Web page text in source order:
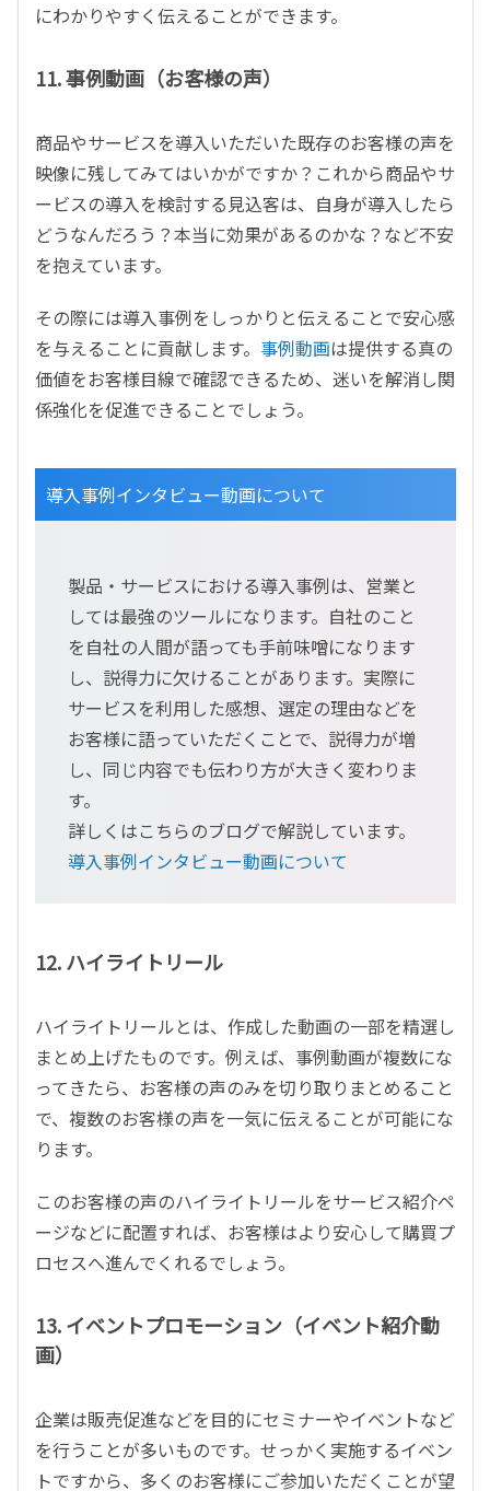
にわかりやすく伝えることができます。
11. 事例動画（お客様の声）
商品やサービスを導入いただいた既存のお客様の声を
映像に残してみてはいかがですか？これから商品やサ
ービスの導入を検討する見込客は、自身が導入したら
どうなんだろう？本当に効果があるのかな？など不安
を抱えています。
その際には導入事例をしっかりと伝えることで安心感
を与えることに貢献します。 事例動画は提供する真の
価値をお客様目線で確認できるため、迷いを解消し関
係強化を促進できることでしょう。
導入事例インタビュー動画について
製品・サービスにおける導入事例は、営業と
しては最強のツールになります。自社のこと
を自社の人間が語っても手前味噌になります
し、説得力に欠けることがあります。実際に
サービスを利用した感想、選定の理由などを
お客様に語っていただくことで、説得力が増
し、同じ内容でも伝わり方が大きく変わりま
す。
詳しくはこちらのブログで解説しています。
導入事例インタビュー動画について
12. ハイライトリール
ハイライトリールとは、作成した動画の一部を精選し
まとめ上げたものです。例えば、事例動画が複数にな
ってきたら、お客様の声のみを切り取りまとめること
で、複数のお客様の声を一気に伝えることが可能にな
ります。
このお客様の声のハイライトリールをサービス紹介ペ
ージなどに配置すれば、お客様はより安心して購買プ
ロセスへ進んでくれるでしょう。
13. イベントプロモーション（イベント紹介動
画）
企業は販売促進などを目的にセミナーやイベントなど
を行うことが多いものです。せっかく実施するイベン
トですから、多くのお客様にご参加いただくことが望